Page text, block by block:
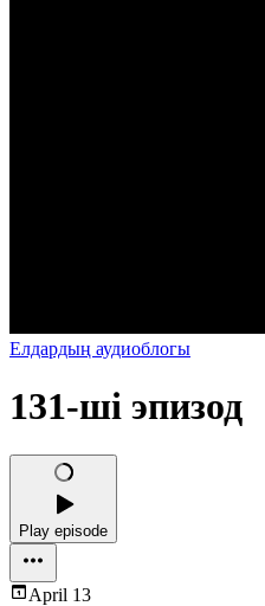
Елдардың аудиоблогы
131-ші эпизод
Play episode
April 13